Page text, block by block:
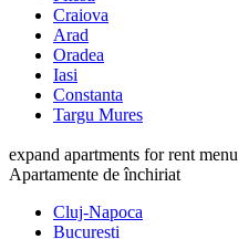
Craiova
Arad
Oradea
Iasi
Constanta
Targu Mures
expand apartments for rent menu
Apartamente de închiriat
Cluj-Napoca
Bucuresti